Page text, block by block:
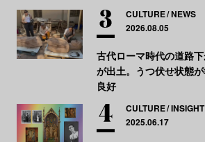
CULTURE NEWS
2026.08.05
古代ローマ時代の道路
が出土。うつ伏せ状態
良好
CULTURE INSIGHT
2025.06.17